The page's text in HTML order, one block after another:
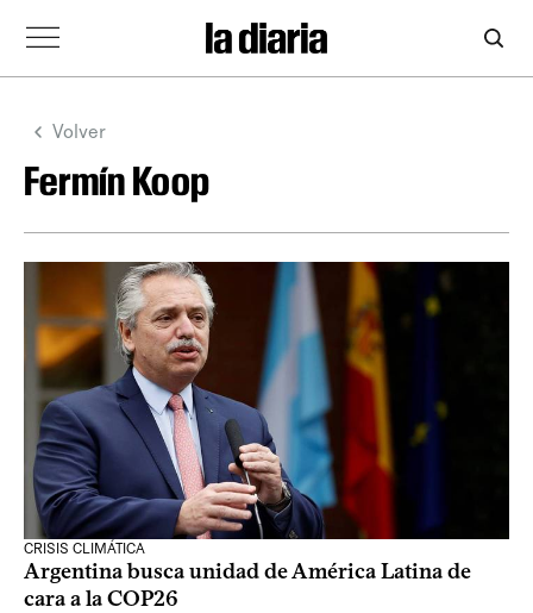
Volver
Fermín Koop
CRISIS CLIMÁTICA
Argentina busca unidad de América Latina de
cara a la COP26